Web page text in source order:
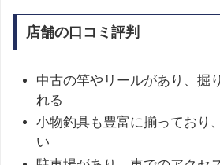
店舗の口コミ評判
中古の竿やリールがあり、掘
れる
小物釣具も豊富に揃っており
い